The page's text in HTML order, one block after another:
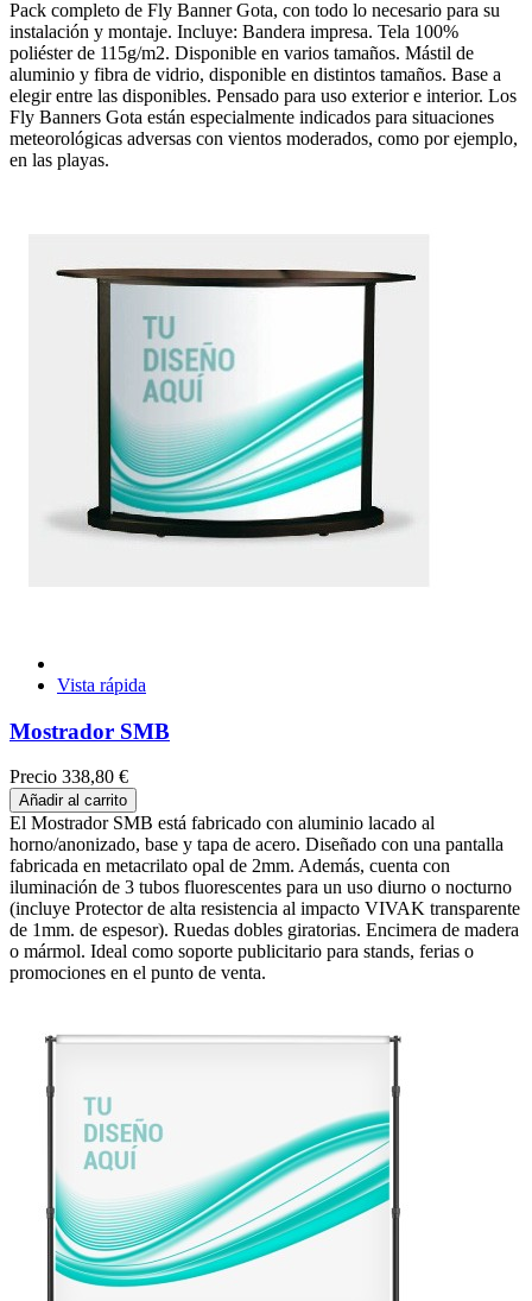
Pack completo de Fly Banner Gota, con todo lo necesario para su
instalación y montaje. Incluye: Bandera impresa. Tela 100%
poliéster de 115g/m2. Disponible en varios tamaños. Mástil de
aluminio y fibra de vidrio, disponible en distintos tamaños. Base a
elegir entre las disponibles. Pensado para uso exterior e interior. Los
Fly Banners Gota están especialmente indicados para situaciones
meteorológicas adversas con vientos moderados, como por ejemplo,
en las playas.
Vista rápida
Mostrador SMB
Precio 338,80 €
Añadir al carrito
El Mostrador SMB está fabricado con aluminio lacado al
horno/anonizado, base y tapa de acero. Diseñado con una pantalla
fabricada en metacrilato opal de 2mm. Además, cuenta con
iluminación de 3 tubos fluorescentes para un uso diurno o nocturno
(incluye Protector de alta resistencia al impacto VIVAK transparente
de 1mm. de espesor). Ruedas dobles giratorias. Encimera de madera
o mármol. Ideal como soporte publicitario para stands, ferias o
promociones en el punto de venta.